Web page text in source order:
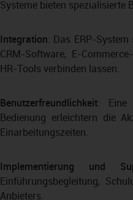
Systeme bieten spezialisierte
Integration: Das ERP-
CRM-Software, E-
HR-Tools verbinden lassen.
Benutzerfreundlichkeit: Eine
Bedienung erleichtern die
Einarbeitungszeiten.
Implementierung und
Einführungsbegleitung,
Anbieters.